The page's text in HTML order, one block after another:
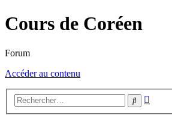
Cours de Coréen
Forum
Accéder au contenu
Rechercher